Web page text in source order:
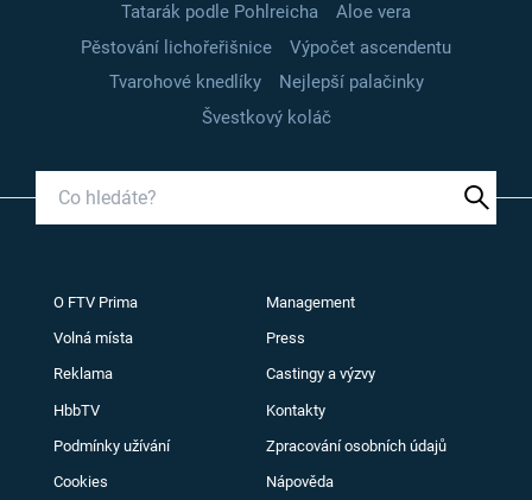
Tatarák podle Pohlreicha
Aloe vera
Pěstování lichořeřišnice
Výpočet ascendentu
Tvarohové knedlíky
Nejlepší palačinky
Švestkový koláč
O FTV Prima Management
Volná místa Press
Reklama Castingy a výzvy
HbbTV Kontakty
Podmínky užívání Zpracování osobních údajů
Cookies Nápověda